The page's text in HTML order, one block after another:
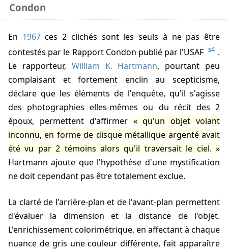
Condon
En 1967ces 2 clichés sont les seuls à ne pas être
contestés par le Rapport Condon publié par l'USAF s4 .
Le rapporteur, William K. Hartmann, pourtant peu
complaisant et fortement enclin au scepticisme,
déclare que les éléments de l'enquête, qu'il s'agisse
des photographies elles-mêmes ou du récit des 2
époux, permettent d'affirmer
qu'un objet volant
inconnu, en forme de disque métallique argenté avait
été vu par 2 témoins alors qu'il traversait le ciel.
Hartmann ajoute que l'hypothèse d'une mystification
ne doit cependant pas être totalement exclue.
La clarté de l'arrière-plan et de l'avant-plan permettent
d'évaluer la dimension et la distance de l'objet.
L'enrichissement colorimétrique, en affectant à chaque
nuance de gris une couleur différente, fait apparaître